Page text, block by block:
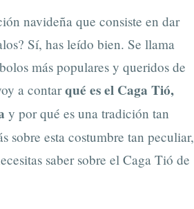
navideña que consiste en dar
Sí, has leído bien. Se llama
más populares y queridos de
a contarqué es el Caga Tió,
y por qué es una tradición tan
sobre esta costumbre tan peculiar,
saber sobre el Caga Tió de